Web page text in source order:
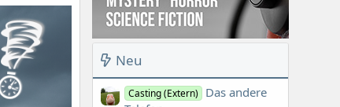
Neu
Casting (Extern) Das andere